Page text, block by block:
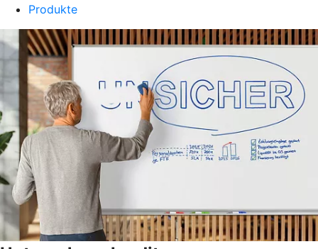
Produkte